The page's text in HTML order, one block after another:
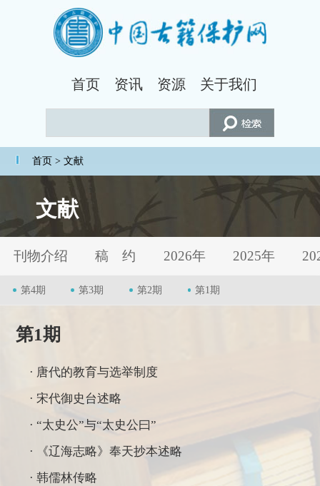
首页 资讯 资源 关于我们
首页 > 文献
文献
刊物介绍 稿 约 2026年 2025年
第4期 第3期 第2期 第1期
第1期
· 唐代的教育与选举制度
· 宋代御史台述略
· “太史公”与“太史公曰”
· 《辽海志略》奉天抄本述略
· 韩儒林传略